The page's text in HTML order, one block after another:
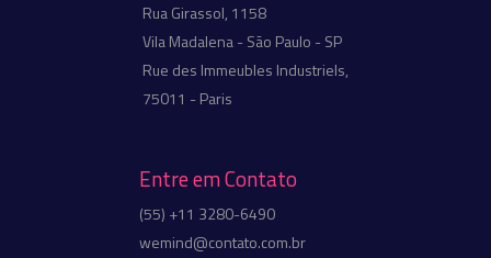
Rua Girassol, 1158
Vila Madalena - São Paulo - SP
Rue des Immeubles Industriels,
75011 - Paris
Entre em Contato
(55) +11 3280-6490
wemind@contato.com.br